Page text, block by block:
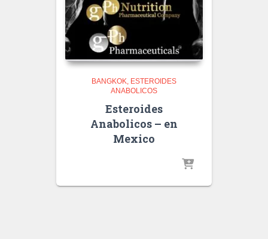
BANGKOK ESTEROIDES
ANABOLICOS
Esteroides
Anabolicos – en
Mexico